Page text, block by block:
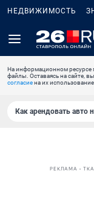
НЕДВИЖИМОСТЬ
На информационном ресурсе
файлы. Оставаясь на сайте,
согласиена их использование.
Как арендовать авто
РЕКЛАМА •